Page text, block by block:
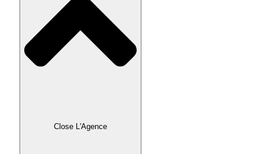
Close L'Agence